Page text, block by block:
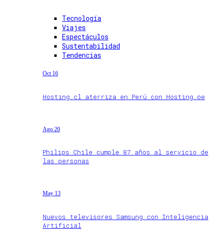
Tecnología
Viajes
Espectáculos
Sustentabilidad
Tendencias
Oct 16
Hosting.cl aterriza en Perú con Hosting.pe
Ago 20
Philips Chile cumple 87 años al servicio de
las personas
May 13
Nuevos televisores Samsung con Inteligencia
Artificial